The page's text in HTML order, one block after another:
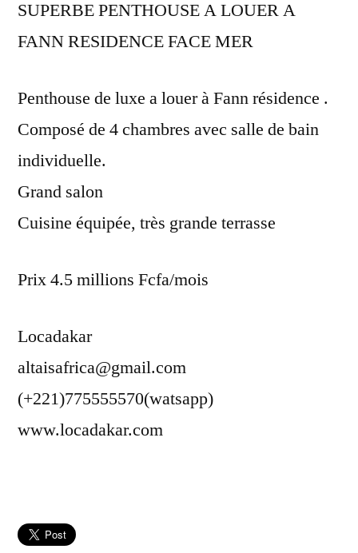
SUPERBE PENTHOUSE A LOUER A
FANN RESIDENCE FACE MER
Penthouse de luxe a louer à Fann résidence .
Composé de 4 chambres avec salle de bain
individuelle.
Grand salon
Cuisine équipée, très grande terrasse
Prix 4.5 millions Fcfa/mois
Locadakar
altaisafrica@gmail.com
(+221)775555570(watsapp)
www.locadakar.com